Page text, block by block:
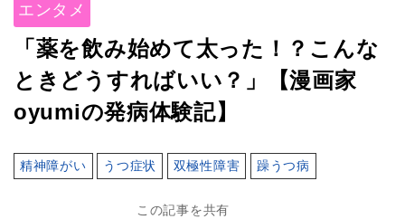
エンタメ
「薬を飲み始めて太った！？こんな
ときどうすればいい？」【漫画家
oyumiの発病体験記】
精神障がい うつ症状 双極性障害 躁うつ病
この記事を共有